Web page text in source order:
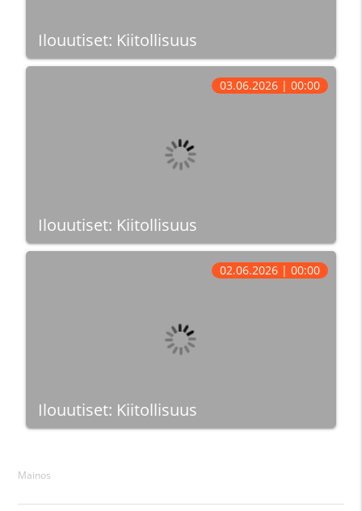
Ilouutiset: Kiitollisuus
Ilouutiset: Kiitollisuus
03.06.2026 | 00:00
Ilouutiset: Kiitollisuus
02.06.2026 | 00:00
Mainos